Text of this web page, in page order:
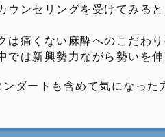
ウンセリングを受けてみる
は痛くない麻酔へのこだわ
では新興勢力ながら勢いを
ダートも含めて気になった